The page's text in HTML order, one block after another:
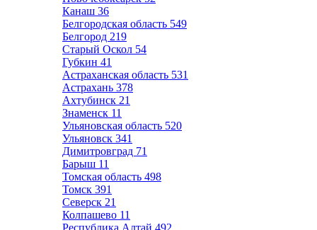
Канаш 36
Белгородская область 549
Белгород 219
Старый Оскол 54
Губкин 41
Астраханская область 531
Астрахань 378
Ахтубинск 21
Знаменск 11
Ульяновская область 520
Ульяновск 341
Димитровград 71
Барыш 11
Томская область 498
Томск 391
Северск 21
Колпашево 11
Республика Алтай 492